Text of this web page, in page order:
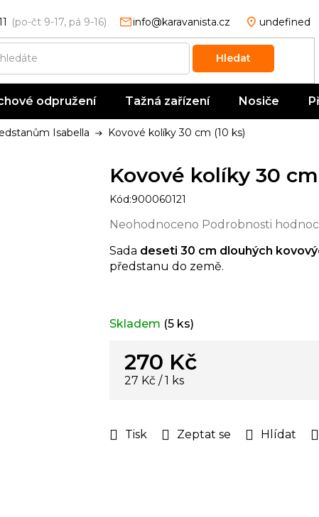
info@karavanista.cz undefined
Hledat
odpružení Tažná zařízení Nosiče
Isabella Kovové kolíky 30 cm (10 ks)
Skladem (5 ks)
Sada deseti 30 cm dlouhých
předstanu do země.
Tisk Zeptat se Hlídat
Kovové kolíky 30 cm
Kód:900060121
Průměrné
produktu
je
5
hvězdiček.
Neohodnoceno Podrobnosti
270 Kč
Měrná
27 Kč / 1 ks